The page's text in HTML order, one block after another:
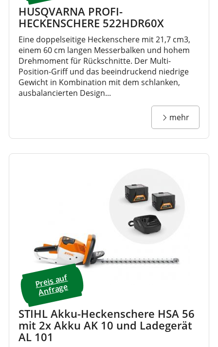
HUSQVARNA PROFI-
HECKENSCHERE 522HDR60X
Eine doppelseitige Heckenschere mit 21,7 cm3,
einem 60 cm langen Messerbalken und hohem
Drehmoment für Rückschnitte. Der Multi-
Position-Griff und das beeindruckend niedrige
Gewicht in Kombination mit dem schlanken,
ausbalancierten Design...
mehr
Preis a
uf
A
nfrage
STIHL Akku-Heckenschere HSA 56
mit 2x Akku AK 10 und Ladegerät
AL 101